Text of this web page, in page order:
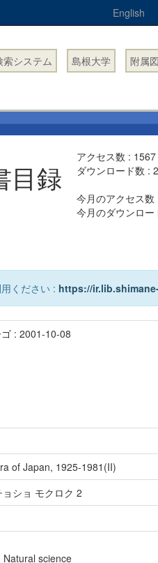
English
索システム 島根大学 附属
目録
アクセス数 : 1567
ダウンロード数 :
今月のアクセス
今月のダウンロ
ください : https://
: 2001-10-08
of Japan, 1925-1981(II)
ショ モクロク 2
science